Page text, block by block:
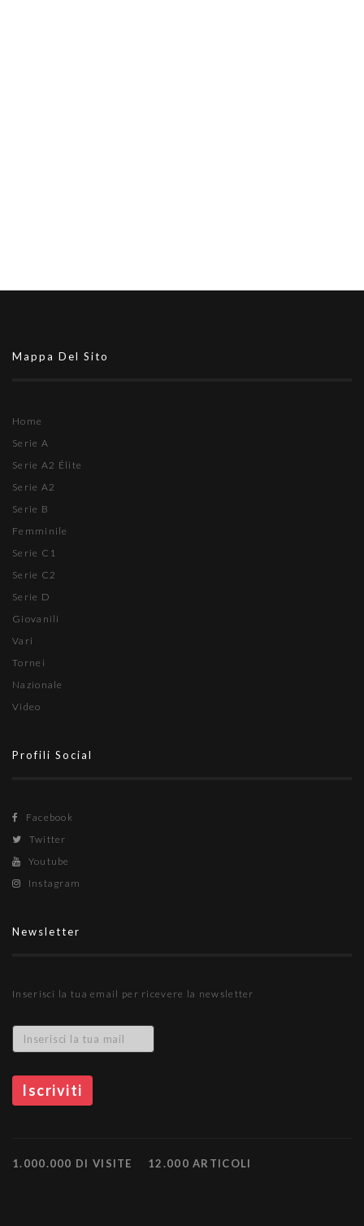
Mappa Del Sito
Home
Serie A
Serie A2 Élite
Serie A2
Serie B
Femminile
Serie C1
Serie C2
Serie D
Giovanili
Vari
Tornei
Nazionale
Video
Profili Social
Facebook
Twitter
Youtube
Instagram
Newsletter
Inserisci la tua email per ricevere la newsletter
1.000.000 DI VISITE 12.000 ARTICOLI